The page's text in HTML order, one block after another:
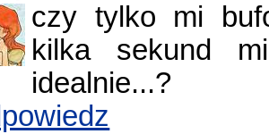
czy tylko mi
kilka sekund
idealnie...?